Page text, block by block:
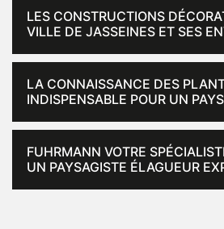
LES CONSTRUCTIONS
VILLE DE JASSEINES ET SES
LA CONNAISSANCE DES
INDISPENSABLE POUR UN
FUHRMANN VOTRE
UN PAYSAGISTE ÉLAGUEUR